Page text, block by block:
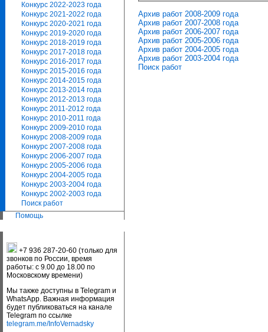
Конкурс 2022-2023 года
Конкурс 2021-2022 года
Конкурс 2020-2021 года
Конкурс 2019-2020 года
Конкурс 2018-2019 года
Конкурс 2017-2018 года
Конкурс 2016-2017 года
Конкурс 2015-2016 года
Конкурс 2014-2015 года
Конкурс 2013-2014 года
Конкурс 2012-2013 года
Конкурс 2011-2012 года
Конкурс 2010-2011 года
Конкурс 2009-2010 года
Конкурс 2008-2009 года
Конкурс 2007-2008 года
Конкурс 2006-2007 года
Конкурс 2005-2006 года
Конкурс 2004-2005 года
Конкурс 2003-2004 года
Конкурс 2002-2003 года
Поиск работ
Помощь
+7 936 287-20-60 (только для
звонков по России, время
работы: с 9.00 до 18.00 по
Московскому времени)
Мы также доступны в Telegram и
WhatsApp. Важная информация
будет публиковаться на канале
Telegram по ссылке
telegram.me/InfoVernadsky
Архив работ 2008-2009 года
Архив работ 2007-2008 года
Архив работ 2006-2007 года
Архив работ 2005-2006 года
Архив работ 2004-2005 года
Архив работ 2003-2004 года
Поиск работ